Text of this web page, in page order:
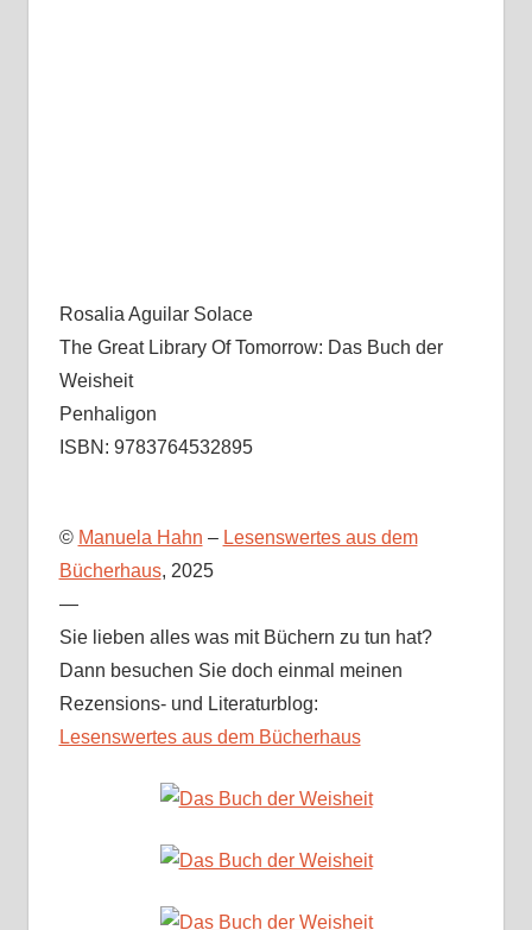
Rosalia Aguilar Solace
The Great Library Of Tomorrow: Das Buch der
Weisheit
Penhaligon
ISBN: 9783764532895
© Manuela Hahn – Lesenswertes aus dem
Bücherhaus, 2025
—
Sie lieben alles was mit Büchern zu tun hat?
Dann besuchen Sie doch einmal meinen
Rezensions- und Literaturblog:
Lesenswertes aus dem Bücherhaus